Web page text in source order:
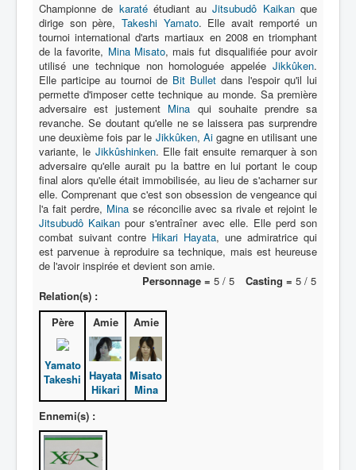
Championne de karatéétudiant auJitsubudô Kaikanque
dirige son père, Takeshi Yamato. Elle avait remporté un
tournoi international d'arts martiaux en 2008 en triomphant
de la favorite, Mina Misato, mais fut disqualifiée pour avoir
utilisé une technique non homologuée appelée Jikkûken.
Elle participe au tournoi de Bit Bullet dans l'espoir qu'il lui
permette d'imposer cette technique au monde. Sa première
adversaire est justement Mina qui souhaite prendre sa
revanche. Se doutant qu'elle ne se laissera pas surprendre
une deuxième fois par le Jikkûken, Aigagne en utilisant une
variante, le Jikkûshinken. Elle fait ensuite remarquer à son
adversaire qu'elle aurait pu la battre en lui portant le coup
final alors qu'elle était immobilisée, au lieu de s'acharner sur
elle. Comprenant que c'est son obsession de vengeance qui
l'a fait perdre, Minase réconcilie avec sa rivale et rejoint le
Jitsubudô Kaikan pour s'entraîner avec elle. Elle perd son
combat suivant contre Hikari Hayata, une admiratrice qui
est parvenue à reproduire sa technique, mais est heureuse
de l'avoir inspirée et devient son amie.
Personnage = 5 / 5 Casting = 5 / 5
Relation(s) :
Père
Yamato
Takeshi
Amie
Hayata
Hikari
Amie
Misato
Mina
Ennemi(s) :